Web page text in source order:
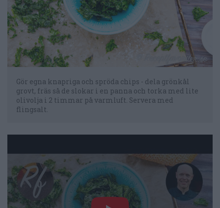
Gör egna knapriga och spröda chips - dela grönkål
grovt, fräs så de slokar i en panna och torka med lite
olivolja i 2 timmar på varmluft. Servera med
flingsalt.